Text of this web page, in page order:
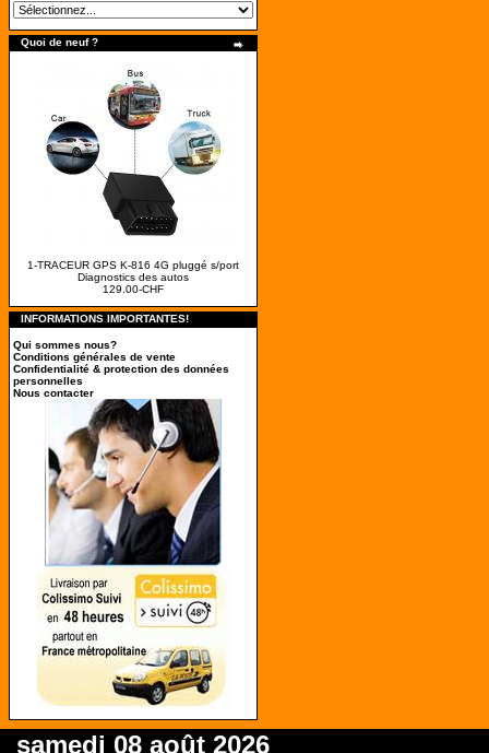
Quoi de neuf ?
1-TRACEUR GPS K-816 4G pluggé s/port
Diagnostics des autos
129.00-CHF
INFORMATIONS IMPORTANTES!
Qui sommes nous?
Conditions générales de vente
Confidentialité & protection des données
personnelles
Nous contacter
samedi 08 août 2026